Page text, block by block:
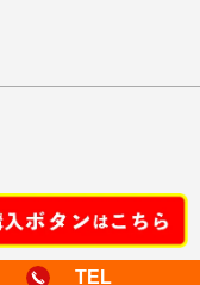
TEL